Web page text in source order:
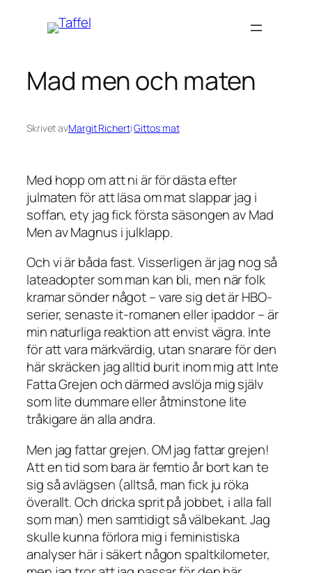
Mad men och maten
Skrivet avMargit RichertiGittos mat
Med hopp om att ni är för dästa efter
julmaten för att läsa om mat slappar jag i
soffan, ety jag fick första säsongen av Mad
Men av Magnus i julklapp.
Och vi är båda fast. Visserligen är jag nog så
lateadopter som man kan bli, men när folk
kramar sönder något – vare sig det är HBO-
serier, senaste it-romanen eller ipaddor – är
min naturliga reaktion att envist vägra. Inte
för att vara märkvärdig, utan snarare för den
här skräcken jag alltid burit inom mig att Inte
Fatta Grejen och därmed avslöja mig själv
som lite dummare eller åtminstone lite
tråkigare än alla andra.
Men jag fattar grejen. OM jag fattar grejen!
Att en tid som bara är femtio år bort kan te
sig så avlägsen (alltså, man fick ju röka
överallt. Och dricka sprit på jobbet, i alla fall
som man) men samtidigt så välbekant. Jag
skulle kunna förlora mig i feministiska
analyser här i säkert någon spaltkilometer,